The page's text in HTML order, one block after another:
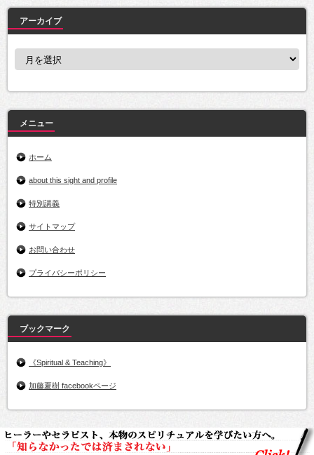
アーカイブ
ア
ブ
メニュー
ホーム
about this sight and profile
特別講義
サイトマップ
お問い合わせ
プライバシーポリシー
ブックマーク
《Spiritual & Teaching》
加藤夏樹 facebookページ